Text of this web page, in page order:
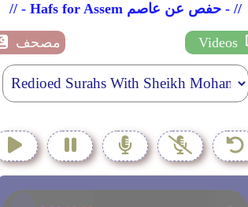
// - Hafs for Assem حفص عن عاصم - //
مصحف Videos